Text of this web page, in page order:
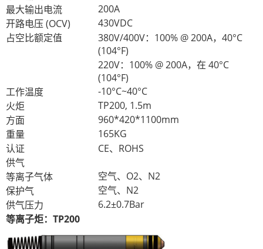
最大输出电流
200A
开路电压 (OCV)
430VDC
占空比额定值
380V/400V：100% @ 200A，40°C
(104°F)
220V：100% @ 200A，在 40°C
(104°F)
工作温度
-10°C~40°C
火炬
TP200, 1.5m
方面
960*420*1100mm
重量
165KG
认证
CE、ROHS
供气
等离子气体
保护气
空气、O2、N2
空气、N2
供气压力
6.2±0.7Bar
等离子炬：TP200